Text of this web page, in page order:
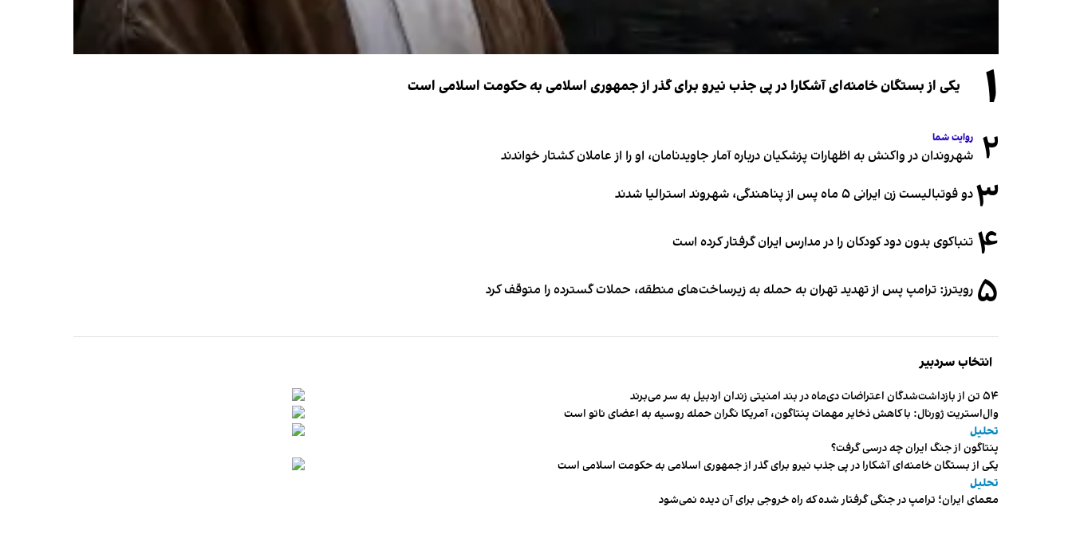
۱ یکی از بستگان خامنه‌ای آشکارا در پی جذب نیرو برای گذر از جمهوری اسلامی به حکومت اسلامی است
۲ روایت شما
شهروندان در واکنش به اظهارات پزشکیان درباره آمار جاویدنامان، او را از عاملان کشتار خواندند
۳دو فوتبالیست زن ایرانی ۵ ماه پس از پناهندگی، شهروند استرالیا شدند
۴ تنباکوی بدون دود کودکان را در مدارس ایران گرفتار کرده است
۵ رویترز: ترامپ پس از تهدید تهران به حمله به زیرساخت‌های منطقه، حملات گسترده را متوقف کرد
انتخاب سردبیر
۵۴ تن از بازداشت‌شدگان اعتراضات دی‌ماه در بند امنیتی زندان اردبیل به سر می‌برند
وال‌استریت ژورنال: با کاهش ذخایر مهمات پنتاگون، آمریکا نگران حمله روسیه به اعضای ناتو‌ است
تحلیل
پنتاگون از جنگ ایران چه درسی گرفت؟
یکی از بستگان خامنه‌ای آشکارا در پی جذب نیرو برای گذر از جمهوری اسلامی به حکومت اسلامی است
تحلیل
معمای ایران؛ ترامپ در جنگی گرفتار شده که راه خروجی برای آن دیده نمی‌شود